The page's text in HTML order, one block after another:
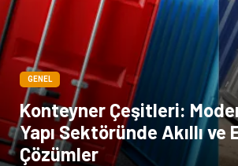
GENEL
Konteyner Çeşitleri:
Yapı Sektöründe Akıllı ve
Çözümler